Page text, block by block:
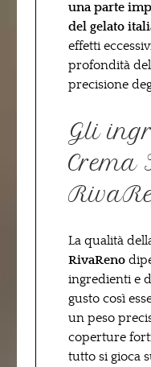
una parte
del gelato
effetti
profondità
precisione
Gli
Crema
La qualità
RivaReno
ingredienti e
gusto così
un peso
coperture
tutto si gioca